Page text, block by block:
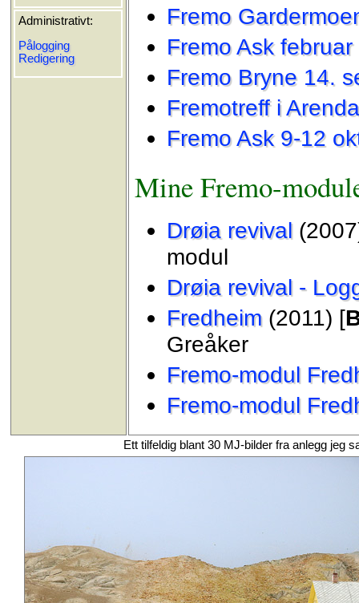
Administrativt:
Pålogging
Redigering
Fremo
Fremo Ask
Fremo Bryne 14.
Fremotreff i
Fremo Ask 9-12
Mine Fremo-
Drøia revival
modul
Drøia revival -
Fredheim(2011) [
Greåker
Fremo-modul
Fremo-modul
Ett tilfeldig blant 30 MJ-bilder fra anlegg jeg